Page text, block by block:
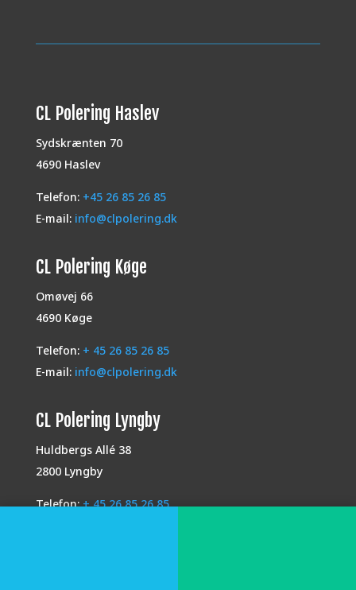
CL Polering Haslev
Sydskrænten 70
4690 Haslev
Telefon: +45 26 85 26 85
E-mail: info@clpolering.dk
CL Polering Køge
Omøvej 66
4690 Køge
Telefon: + 45 26 85 26 85
E-mail: info@clpolering.dk
CL Polering Lyngby
Huldbergs Allé 38
2800 Lyngby
Telefon:+ 45 26 85 26 85